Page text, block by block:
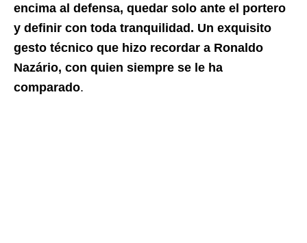
encima al defensa, quedar solo ante el portero
y definir con toda tranquilidad. Un exquisito
gesto técnico que hizo recordar a Ronaldo
Nazário, con quien siempre se le ha
comparado.